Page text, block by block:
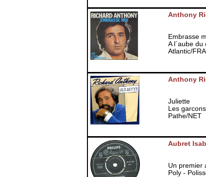
Anthony
Embrasse
A l´aube
Atlantic/FRA
Anthony
Juliette
Les
Pathe/NET
Aubret
Un premier
Poly -